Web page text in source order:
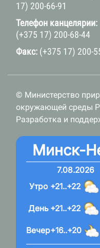
17) 200-66-91
Телефон канцелярии:
(+375 17) 200-68-44
Факс: (+375 17) 200-
© Министерство
окружающей среды
Разработка и
Минск-
7.08.2026
+21..+22
+21..+22
+16..+20
Вечер
День
Утро